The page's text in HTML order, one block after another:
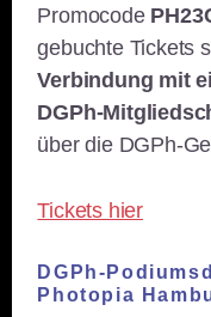
Promocode
gebuchte Tickets
Verbindung mit
DGPh-
über die DGPh-
Tickets hier
DGPh-
Photopia